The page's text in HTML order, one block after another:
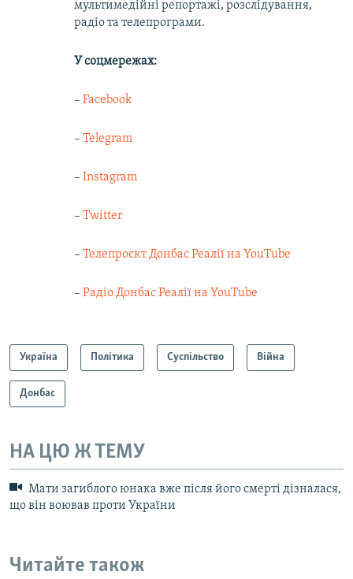
мультимедійні репортажі, розслідування,
радіо та телепрограми.
У соцмережах:
– Facebook
– Telegram
– Instagram
– Twitter
– Телепроєкт Донбас Реалії на YouTube
– Радіо Донбас Реалії на YouTube
Україна Політика Суспільство Війна
Донбас
НА ЦЮ Ж ТЕМУ
Мати загиблого юнака вже після його смерті дізналася,
що він воював проти України
Читайте також